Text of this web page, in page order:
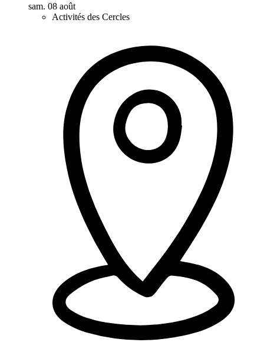
sam. 08 août
Activités des Cercles